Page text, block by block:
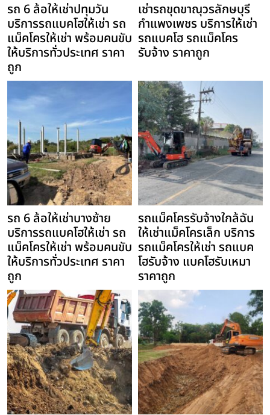
รถ 6 ล้อให้เช่าปทุมวัน
บริการรถแบคโฮให้เช่า รถ
แม็คโครให้เช่า พร้อมคนขับ
ให้บริการทั่วประเทศ ราคา
ถูก
เช่ารถขุดขาณุวรลักษบุรี
กำแพงเพชร บริการให้เช่า
รถแบคโฮ รถแม็คโคร
รับจ้าง ราคาถูก
รถ 6 ล้อให้เช่าบางซ้าย
บริการรถแบคโฮให้เช่า รถ
แม็คโครให้เช่า พร้อมคนขับ
ให้บริการทั่วประเทศ ราคา
ถูก
รถแม็คโครรับจ้างใกล้ฉัน
ให้เช่าแม็คโครเล็ก บริการ
รถแม็คโครให้เช่า รถแบค
โฮรับจ้าง แบคโฮรับเหมา
ราคาถูก